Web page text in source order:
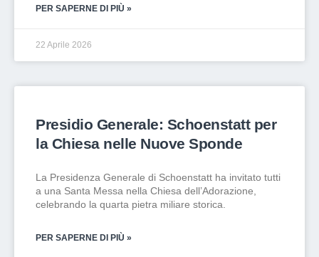
PER SAPERNE DI PIÙ »
22 Aprile 2026
Presidio Generale: Schoenstatt per
la Chiesa nelle Nuove Sponde
La Presidenza Generale di Schoenstatt ha invitato tutti
a una Santa Messa nella Chiesa dell’Adorazione,
celebrando la quarta pietra miliare storica.
PER SAPERNE DI PIÙ »